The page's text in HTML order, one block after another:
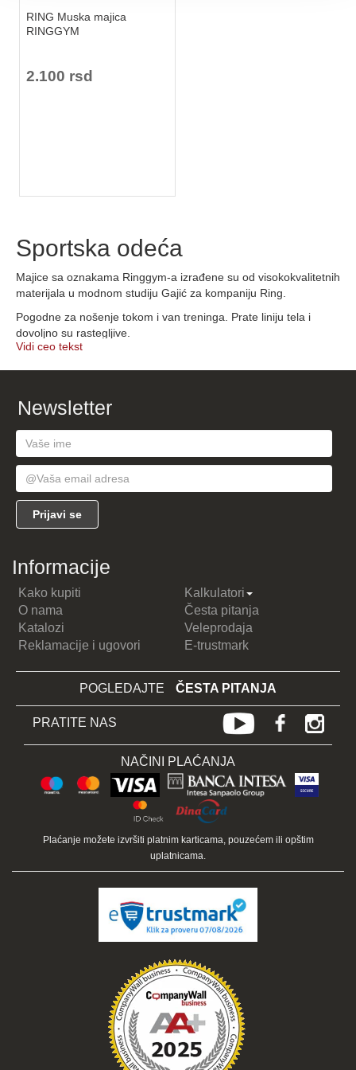
RING Muska majica
RINGGYM
2.100 rsd
Sportska odeća
Majice sa oznakama Ringgym-a izrađene su od visokokvalitetnih
materijala u modnom studiju Gajić za kompaniju Ring.
Pogodne za nošenje tokom i van treninga. Prate liniju tela i
dovoljno su rastegljive.
Vidi ceo tekst
Newsletter
Informacije
Kako kupiti
Kalkulatori
O nama
Česta pitanja
Katalozi
Veleprodaja
Reklamacije i ugovori
E-trustmark
POGLEDAJTE ČESTA PITANJA
PRATITE NAS
NAČINI PLAĆANJA
Plaćanje možete izvršiti platnim karticama, pouzećem ili opštim
uplatnicama.